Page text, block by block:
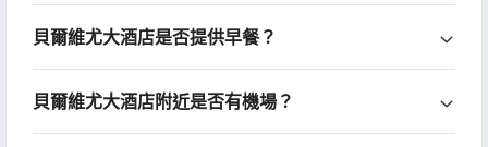
貝爾維尤大酒店是否提供早餐？
貝爾維尤大酒店附近是否有機場？